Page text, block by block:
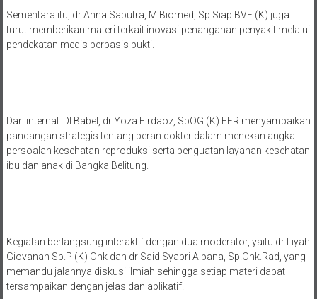
Sementara itu, dr Anna Saputra, M.Biomed, Sp.Siap.BVE (K) juga
turut memberikan materi terkait inovasi penanganan penyakit melalui
pendekatan medis berbasis bukti.
Dari internal IDI Babel, dr Yoza Firdaoz, SpOG (K) FER menyampaikan
pandangan strategis tentang peran dokter dalam menekan angka
persoalan kesehatan reproduksi serta penguatan layanan kesehatan
ibu dan anak di Bangka Belitung.
Kegiatan berlangsung interaktif dengan dua moderator, yaitu dr Liyah
Giovanah Sp.P (K) Onk dan dr Said Syabri Albana, Sp.Onk.Rad, yang
memandu jalannya diskusi ilmiah sehingga setiap materi dapat
tersampaikan dengan jelas dan aplikatif.